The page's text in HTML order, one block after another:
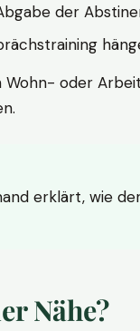
der
oder
erklärt, wie
Nähe?